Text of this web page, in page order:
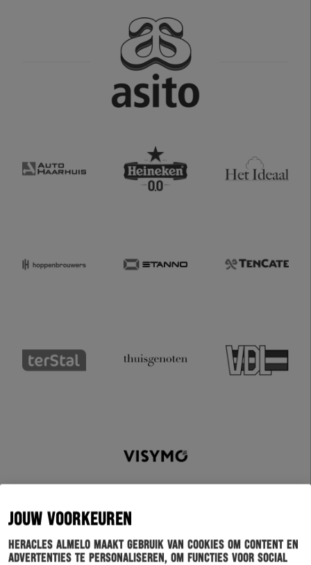
JOUW VOORKEUREN
Heracles Almelo maakt gebruik van cookies om content en
advertenties te personaliseren, om functies voor social